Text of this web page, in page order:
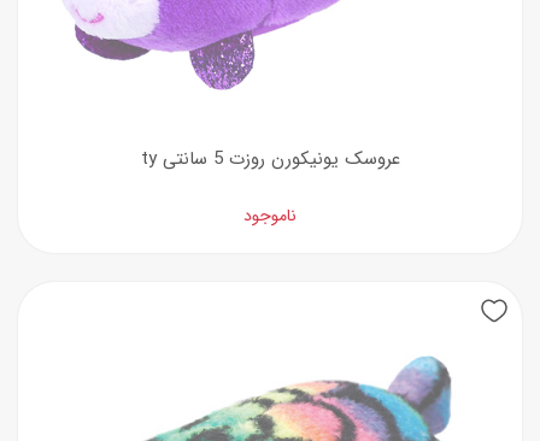
عروسک یونیکورن روزت 5 سانتی ty
ناموجود